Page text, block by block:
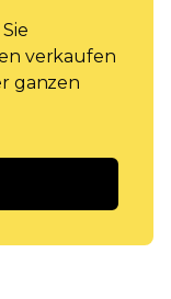
verkaufen
ganzen